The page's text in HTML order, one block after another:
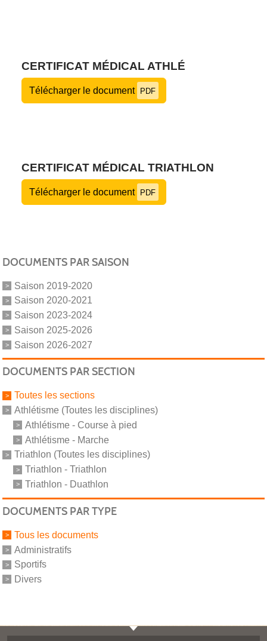
CERTIFICAT MÉDICAL ATHLÉ
Télécharger le document PDF
CERTIFICAT MÉDICAL TRIATHLON
Télécharger le document PDF
DOCUMENTS PAR SAISON
Saison 2019-2020
Saison 2020-2021
Saison 2023-2024
Saison 2025-2026
Saison 2026-2027
DOCUMENTS PAR SECTION
Toutes les sections
Athlétisme (Toutes les disciplines)
Athlétisme - Course à pied
Athlétisme - Marche
Triathlon (Toutes les disciplines)
Triathlon - Triathlon
Triathlon - Duathlon
DOCUMENTS PAR TYPE
Tous les documents
Administratifs
Sportifs
Divers